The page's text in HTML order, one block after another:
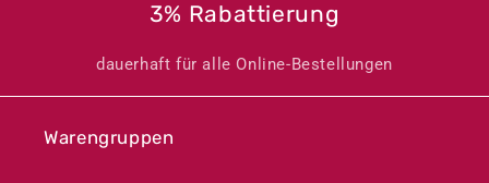
3% Rabattierung
dauerhaft für alle Online-Bestellungen
Warengruppen